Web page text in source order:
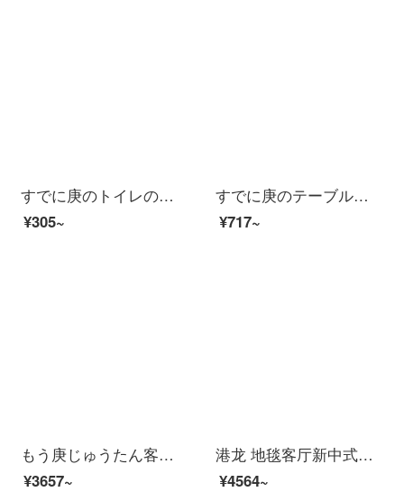
すでに庚のトイレの浴室の入り口の家庭用吸水滑り止めマットバスタブの浴室マットトイレの吸水マットの入り口に入ります。漫画のフロアマット秋田犬40 X 60 CM
¥305~
すでに庚のテーブルクロス防水テーブルパッドテーブルクロス茶幾畳透明断熱ガラス防熱油洗浄PVCプラスチック水晶板の無味収縮1.5 mm厚80 X 130 CM
¥717~
もう庚じゅうたん客間北欧軽奢簡素現代ヨーロッパ式幾何学ソファティーパッド滑り止め長方形家庭書房部屋寝室謎尚-14【新品】160 X 230 CM
¥3657~
港龙 地毯客厅新中式简约现代美式沙发茶几卧室欧式北欧满铺可机洗 雅斯33 1.6*2.3米
¥4564~